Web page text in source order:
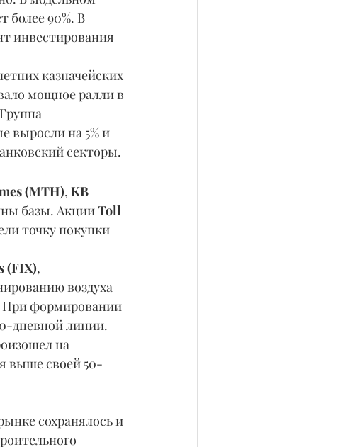
более 90%. В
инвестирования
мощное ралли в
выросли на 5% и
секторы.
(MTH), KB
базы. Акции Toll
точку покупки
(FIX),
воздуха
При формировании
дневной линии.
на
выше своей 50-